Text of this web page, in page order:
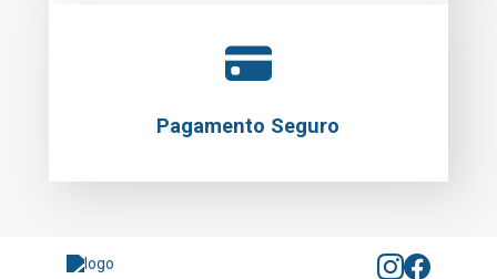
Pagamento Seguro